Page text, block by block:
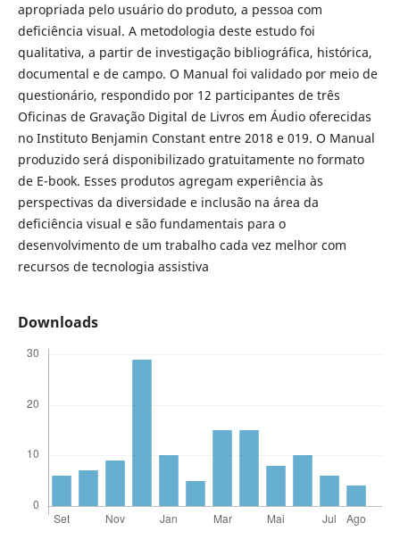
apropriada pelo usuário do produto, a pessoa com
deficiência visual. A metodologia deste estudo foi
qualitativa, a partir de investigação bibliográfica, histórica,
documental e de campo. O Manual foi validado por meio de
questionário, respondido por 12 participantes de três
Oficinas de Gravação Digital de Livros em Áudio oferecidas
no Instituto Benjamin Constant entre 2018 e 019. O Manual
produzido será disponibilizado gratuitamente no formato
de E-book. Esses produtos agregam experiência às
perspectivas da diversidade e inclusão na área da
deficiência visual e são fundamentais para o
desenvolvimento de um trabalho cada vez melhor com
recursos de tecnologia assistiva
Downloads